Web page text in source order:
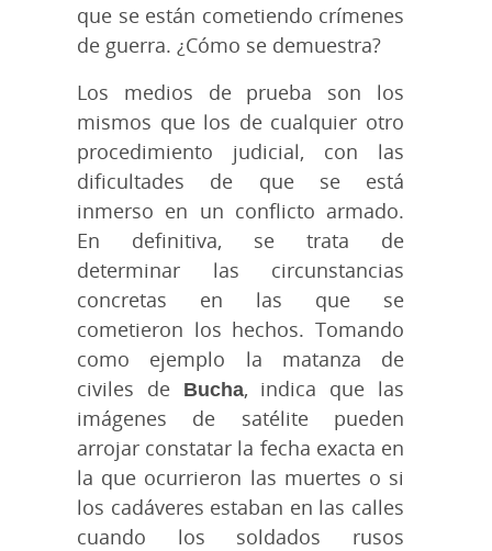
que se están cometiendo crímenes
de guerra. ¿Cómo se demuestra?
Los medios de prueba son los
mismos que los de cualquier otro
procedimiento judicial, con las
dificultades de que se está
inmerso en un conflicto armado.
En definitiva, se trata de
determinar las circunstancias
concretas en las que se
cometieron los hechos. Tomando
como ejemplo la matanza de
civiles de Bucha, indica que las
imágenes de satélite pueden
arrojar constatar la fecha exacta en
la que ocurrieron las muertes o si
los cadáveres estaban en las calles
cuando los soldados rusos